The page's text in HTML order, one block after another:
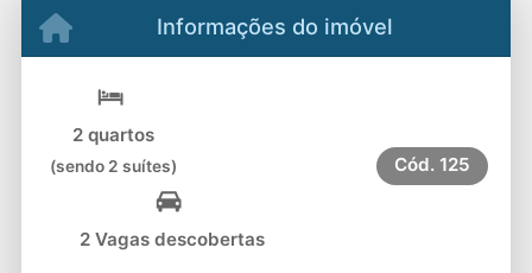
Informações do imóvel
2 quartos
(sendo 2 suítes)
2 Vagas descobertas
Cód. 125